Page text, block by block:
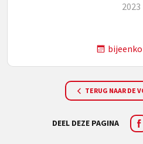
2023
TERUG NAAR DE
DEEL DEZE PAGINA